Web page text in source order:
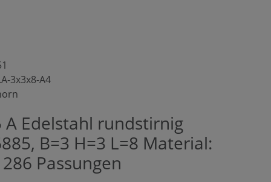
3x3x8-A4
A Edelstahl rundstirnig
B=3 H=3 L=8 Material:
Passungen